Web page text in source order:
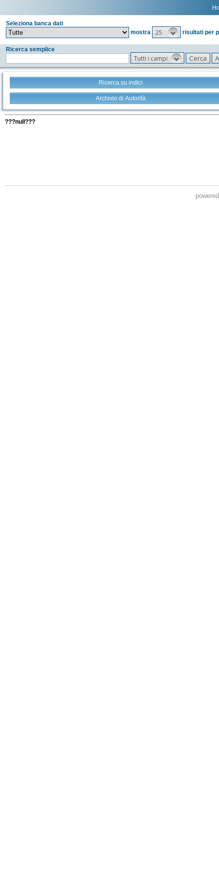
Seleziona banca dati
mostra
25 risultati per
Ricerca semplice
Tutti i campi
Ricerca su indici
Archivio di Autorità
???null???